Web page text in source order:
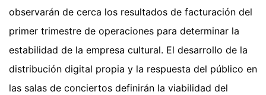
observarán de cerca los resultados de facturación del
primer trimestre de operaciones para determinar la
estabilidad de la empresa cultural. El desarrollo de la
distribución digital propia y la respuesta del público en
las salas de conciertos definirán la viabilidad del